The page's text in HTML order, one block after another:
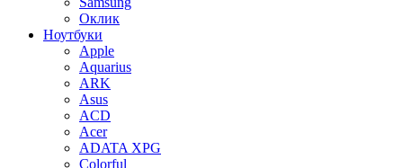
Оклик
Ноутбуки
Apple
Aquarius
ARK
Asus
ACD
Acer
ADATA XPG
Colorful